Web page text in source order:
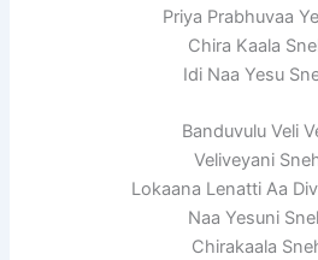
Priya Prabhuvaa
Chira Kaala
Idi Naa Yesu
Banduvulu Veli
Veliveyani
Lokaana Lenatti Aa
Naa Yesuni
Chirakaala